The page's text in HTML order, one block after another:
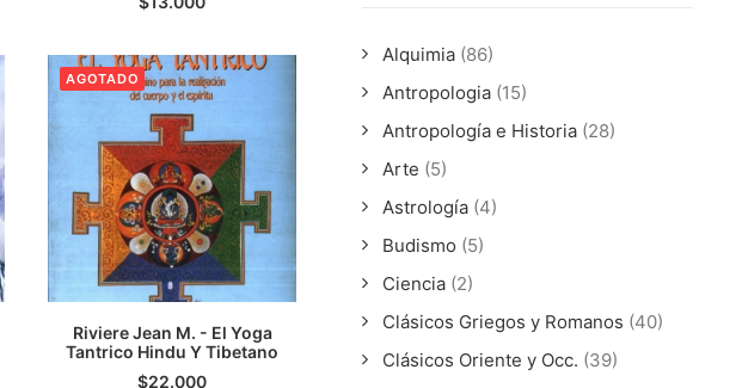
AGOTADO
LEER MÁS
Riviere Jean M. - El Yoga
Tantrico Hindu Y Tibetano
$22.000
Alquimia (86)
Antropologia (15)
Antropología e Historia (28)
Arte (5)
Astrología (4)
Budismo (5)
Ciencia (2)
Clásicos Griegos y Romanos (40)
Clásicos Oriente y Occ. (39)